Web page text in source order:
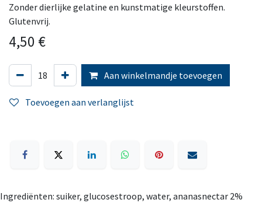
Zonder dierlijke gelatine en kunstmatige kleurstoffen.
Glutenvrij.
4,50 €
Aan winkelmandje toevoegen
Toevoegen aan verlanglijst
Ingrediënten: suiker, glucosestroop, water, ananasnectar 2%